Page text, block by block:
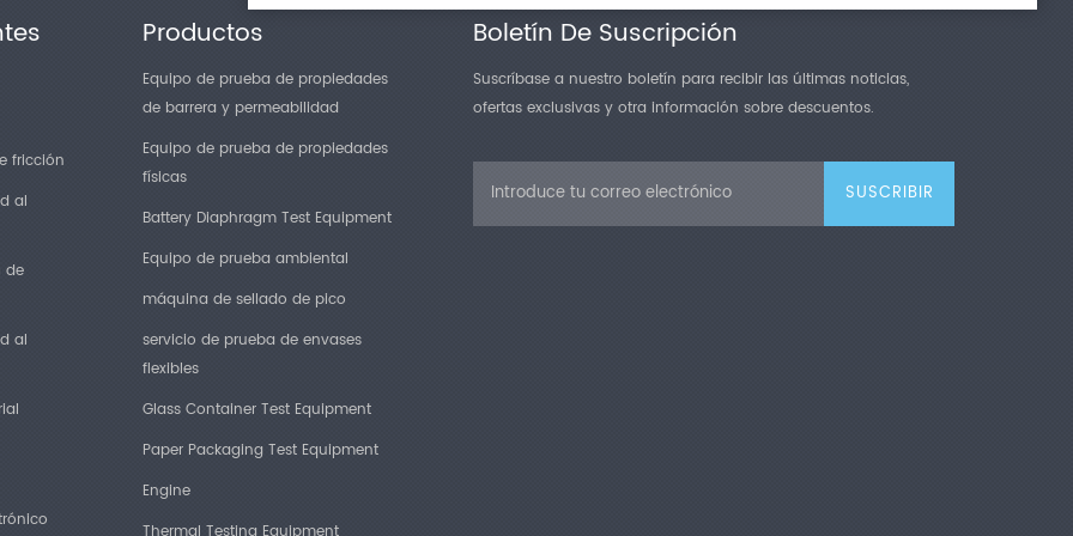
fricción
al
de
al
Productos
Equipo de prueba de propiedades
de barrera y permeabilidad
Equipo de prueba de propiedades
físicas
Battery Diaphragm Test Equipment
Equipo de prueba ambiental
máquina de sellado de pico
servicio de prueba de envases
flexibles
Glass Container Test Equipment
Paper Packaging Test Equipment
Engine
Boletín De Suscripción
Suscríbase a nuestro boletín para recibir las últimas noticias,
ofertas exclusivas y otra información sobre descuentos.